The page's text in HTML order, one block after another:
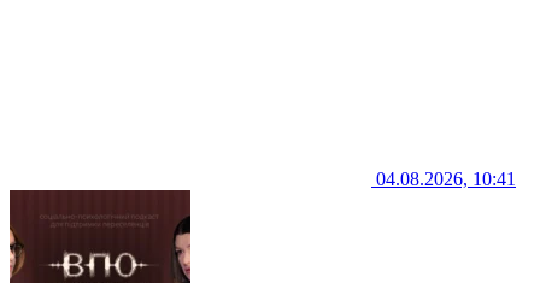
04.08.2026, 10:41